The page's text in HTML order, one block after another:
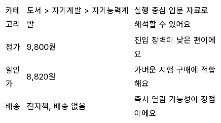
카테
고리
도서 > 자기계발 > 자기능력계
발
실행 중심 입문 자료로
해석할 수 있어요
정가 9,800원
진입 장벽이 낮은 편이에
요
할인
가
8,820원
가벼운 시험 구매에 적합
해요
배송 전자책, 배송 없음
즉시 열람 가능성이 장점
이에요